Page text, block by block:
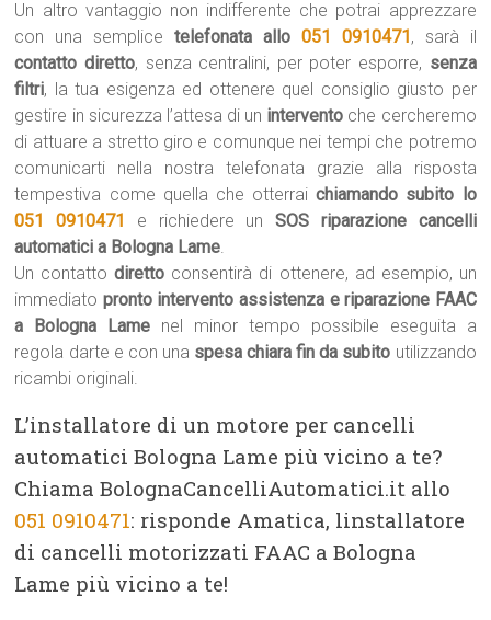
Un altro vantaggio non indifferente che potrai apprezzare
con una semplicetelefonata allo 051 0910471, sarà il
contatto diretto, senza centralini, per poter esporre, senza
filtri, la tua esigenza ed ottenere quel consiglio giusto per
gestire in sicurezza l’attesa di un intervento che cercheremo
di attuare a stretto giro e comunque nei tempi che potremo
comunicarti nella nostra telefonata grazie alla risposta
tempestiva come quella che otterraichiamando subito lo
051 0910471
e richiedere unSOS riparazione cancelli
automatici a Bologna Lame.
Un contattodiretto consentirà di ottenere, ad esempio, un
immediato pronto intervento assistenza e riparazione FAAC
a Bologna Lame nel minor tempo possibile eseguita a
regola darte e con una spesa chiara fin da subito utilizzando
ricambi originali.
L’installatore di un motore per cancelli
automatici Bologna Lame più vicino a te?
Chiama BolognaCancelliAutomatici.it allo
051 0910471: risponde Amatica, linstallatore
di cancelli motorizzati FAAC a Bologna
Lame più vicino a te!